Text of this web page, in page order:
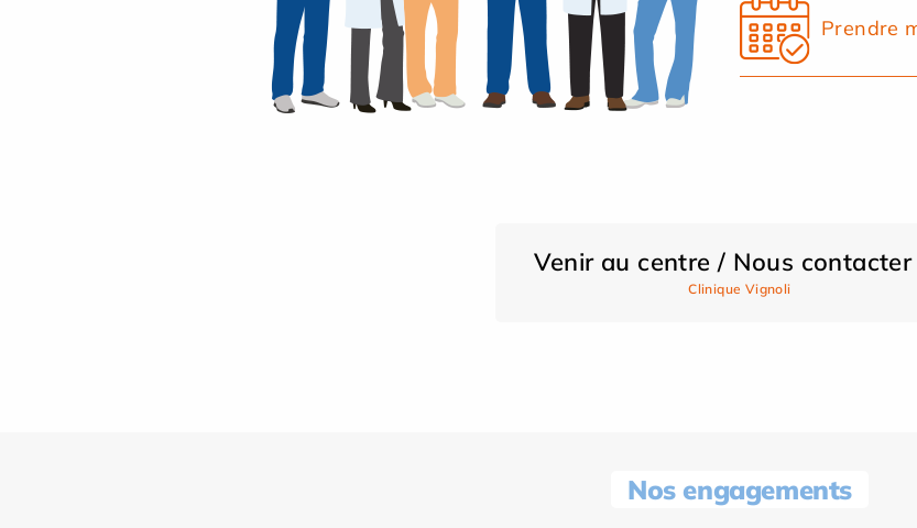
Prendre
Venir au centre / Nous contacter
Clinique Vignoli
Nos engagements